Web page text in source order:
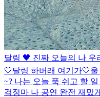
달링 🖤 진짜 오늘의 나 우
🤍달링 하버래 여기가🤍
~? 나는 오늘 푹 쉬고 할
걱정마 나 공연 완전 재밌